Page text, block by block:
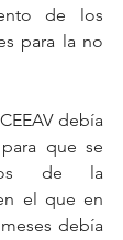
de los
para la no
debía
que se
de la
el que en
debía